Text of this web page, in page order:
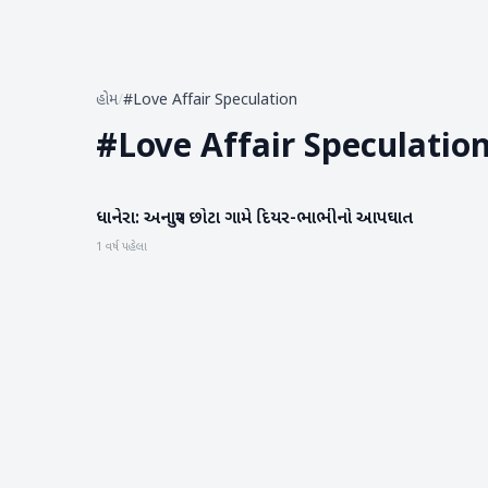
હોમ/#Love Affair Speculation
#Love Affair
બનાસકાંઠા
ધાનેરા: અનાપુર છોટા ગામે દિયર-ભાભીનો આપઘાત
1 વર્ષ પહેલા